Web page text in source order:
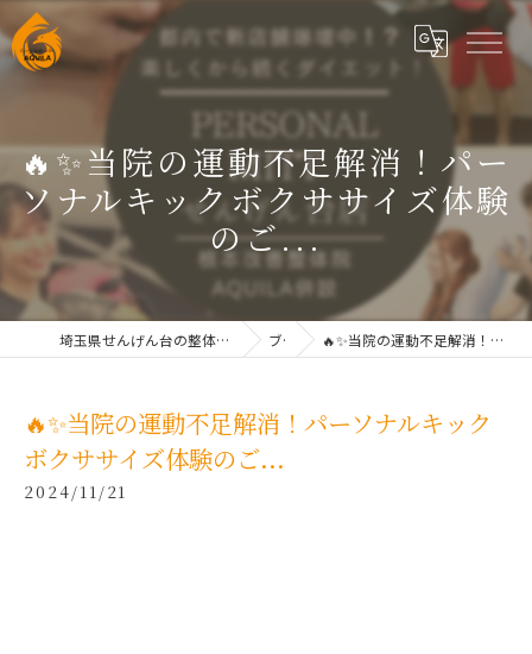
🔥✨当院の運動不足解消！パー
ソナルキックボクササイズ体験
のご...
埼玉県せんげん台の整体なら根本改善整体院AQUILAせんげん台 ブログ 🔥✨当院の運動不足解消！パーソナルキックボクササイズ体験のご...
🔥✨当院の運動不足解消！パーソナルキック
ボクササイズ体験のご...
2024/11/21